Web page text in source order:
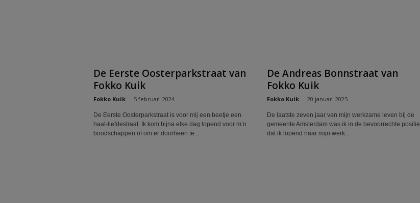
De Eerste Oosterparkstraat van
Fokko Kuik
Fokko Kuik - 5 februari 2024
De Eerste Oosterparkstraat is voor mij een beetje een
haat-liefdestraat. Ik kom bijna elke dag lopend voor m’n
boodschappen of om er doorheen te...
De Andreas Bonnstraat van
Fokko Kuik
Fokko Kuik - 20 januari 2025
De laatste zeven jaar van mijn werkzame leven bij de
gemeente Amsterdam was ik in de bevoorrechte positie
dat ik lopend naar mijn werk...